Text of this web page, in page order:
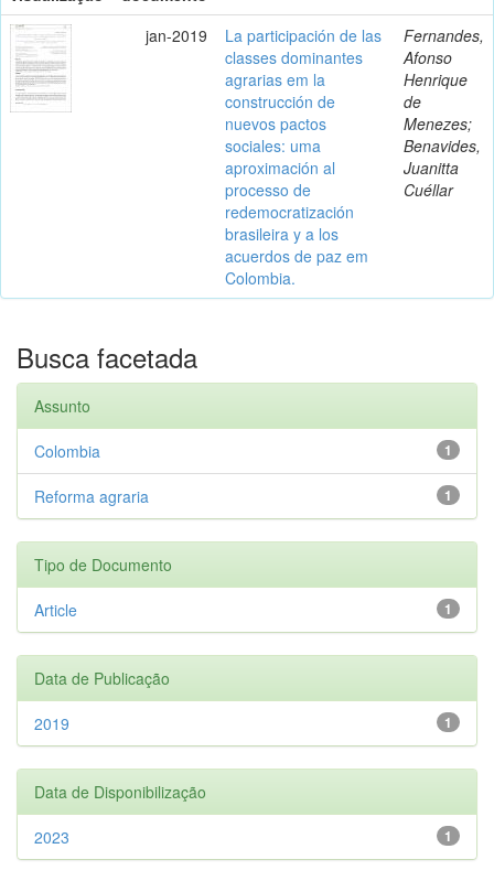
jan-2019
La participación de las
classes dominantes
agrarias em la
construcción de
nuevos pactos
sociales: uma
aproximación al
processo de
redemocratización
brasileira y a los
acuerdos de paz em
Colombia.
Fernandes,
Afonso
Henrique
de
Menezes;
Benavides,
Juanitta
Cuéllar
Busca facetada
Assunto
1
Colombia
1
Reforma agraria
Tipo de Documento
1
Article
Data de Publicação
1
2019
Data de Disponibilização
1
2023